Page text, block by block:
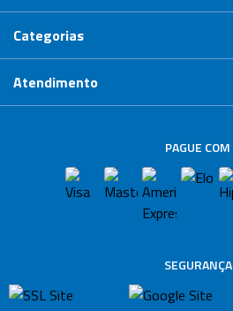
Categorias
Atendimento
PAGUE COM
SEGURANÇA